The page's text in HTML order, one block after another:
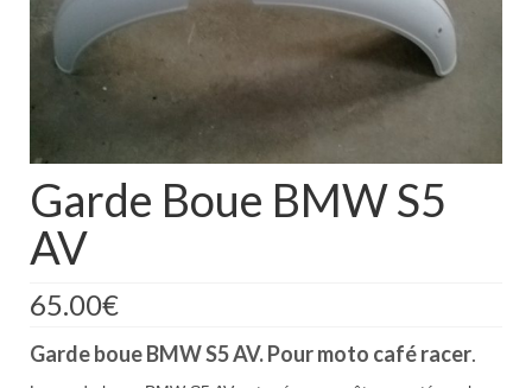
Mon compte
Mon panier
Nous situer
Garde Boue BMW S5
AV
65.00€
Garde boue BMW S5 AV. Pour moto café racer.